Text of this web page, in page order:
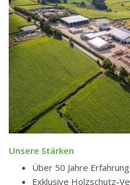
Unsere Stärken
Über 50 Jahre
Exklusive Holzschutz-